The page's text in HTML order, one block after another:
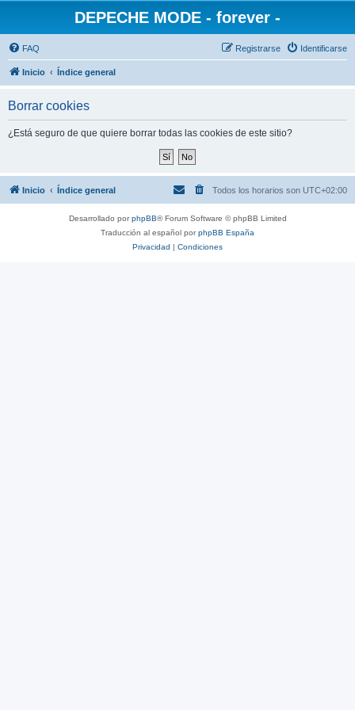
DEPECHE MODE - forever -
FAQ Identificarse
Registrarse
Inicio Índice general
Borrar cookies
¿Está seguro de que quiere borrar todas las cookies de este sitio?
Inicio Índice general Todos los horarios son UTC+02:00
Desarrollado porphpBB® Forum Software © phpBB Limited
Traducción al español porphpBB España
Privacidad | Condiciones